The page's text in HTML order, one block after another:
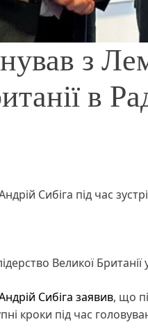
з
в
Сибіга під час
Великої Британії
Сибіга заявив, що
кроки під час